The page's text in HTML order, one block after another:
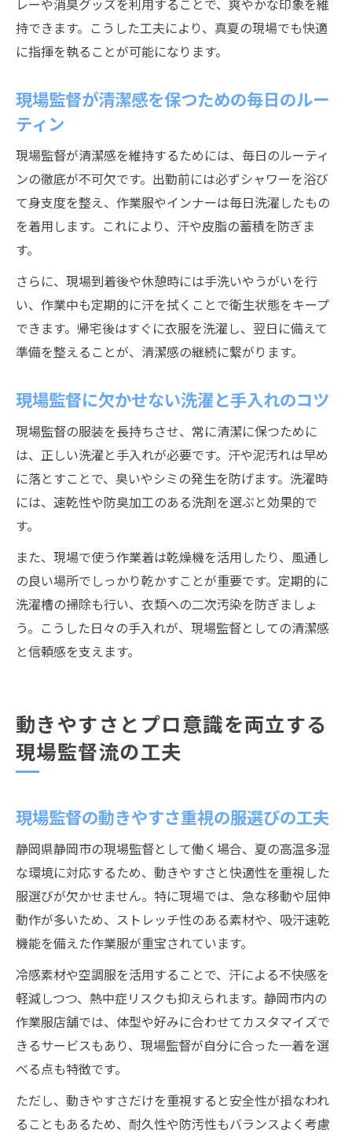
レーや消臭グッズを利用することで、爽やかな印象を維
持できます。こうした工夫により、真夏の現場でも快適
に指揮を執ることが可能になります。
現場監督が清潔感を保つための毎日のルー
ティン
現場監督が清潔感を維持するためには、毎日のルーティ
ンの徹底が不可欠です。出勤前には必ずシャワーを浴び
て身支度を整え、作業服やインナーは毎日洗濯したもの
を着用します。これにより、汗や皮脂の蓄積を防ぎま
す。
さらに、現場到着後や休憩時には手洗いやうがいを行
い、作業中も定期的に汗を拭くことで衛生状態をキープ
できます。帰宅後はすぐに衣服を洗濯し、翌日に備えて
準備を整えることが、清潔感の継続に繋がります。
現場監督に欠かせない洗濯と手入れのコツ
現場監督の服装を長持ちさせ、常に清潔に保つために
は、正しい洗濯と手入れが必要です。汗や泥汚れは早め
に落とすことで、臭いやシミの発生を防げます。洗濯時
には、速乾性や防臭加工のある洗剤を選ぶと効果的で
す。
また、現場で使う作業着は乾燥機を活用したり、風通し
の良い場所でしっかり乾かすことが重要です。定期的に
洗濯槽の掃除も行い、衣類への二次汚染を防ぎましょ
う。こうした日々の手入れが、現場監督としての清潔感
と信頼感を支えます。
動きやすさとプロ意識を両立する
現場監督流の工夫
現場監督の動きやすさ重視の服選びの工夫
静岡県静岡市の現場監督として働く場合、夏の高温多湿
な環境に対応するため、動きやすさと快適性を重視した
服選びが欠かせません。特に現場では、急な移動や屈伸
動作が多いため、ストレッチ性のある素材や、吸汗速乾
機能を備えた作業服が重宝されています。
冷感素材や空調服を活用することで、汗による不快感を
軽減しつつ、熱中症リスクも抑えられます。静岡市内の
作業服店舗では、体型や好みに合わせてカスタマイズで
きるサービスもあり、現場監督が自分に合った一着を選
べる点も特徴です。
ただし、動きやすさだけを重視すると安全性が損なわれ
ることもあるため、耐久性や防汚性もバランスよく考慮